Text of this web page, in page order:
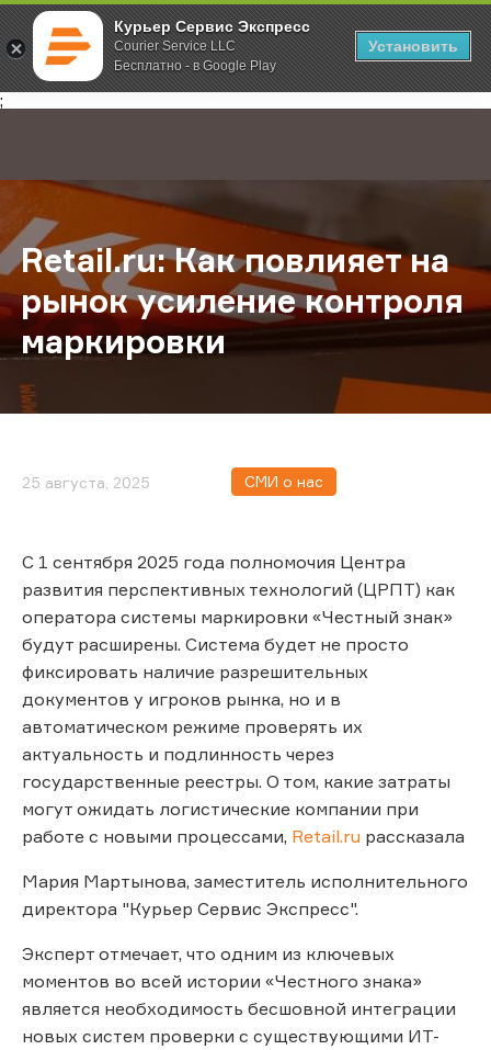
Курьер Сервис Экспресс
Courier Service LLC
Бесплатно - в Google Play
Установить
;
Главная О компании Новости Retail.ru: Как повлияет на рынок
Retail.ru: Как повлияет на
рынок усиление контроля
маркировки
25 августа, 2025 СМИ о нас
С 1 сентября 2025 года полномочия Центра
развития перспективных технологий (ЦРПТ) как
оператора системы маркировки «Честный знак»
будут расширены. Система будет не просто
фиксировать наличие разрешительных
документов у игроков рынка, но и в
автоматическом режиме проверять их
актуальность и подлинность через
государственные реестры. О том, какие затраты
могут ожидать логистические компании при
работе с новыми процессами, Retail.ru рассказала
Мария Мартынова, заместитель исполнительного
директора "Курьер Сервис Экспресс".
Эксперт отмечает, что одним из ключевых
моментов во всей истории «Честного знака»
является необходимость бесшовной интеграции
новых систем проверки с существующими ИТ-